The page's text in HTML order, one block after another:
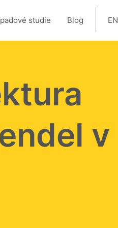
studie Blog EN
v